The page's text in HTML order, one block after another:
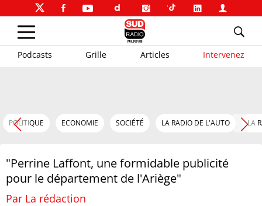
Podcasts Grille Articles Intervenez
POLITIQUE ECONOMIE SOCIÉTÉ LA RADIO DE L'AUTO LA
"Perrine Laffont, une formidable publicité
pour le département de l'Ariège"
Par La rédaction